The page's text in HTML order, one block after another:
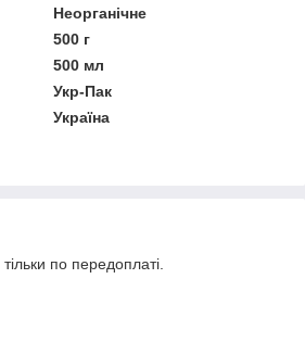
Неорганічне
500 г
500 мл
Укр-Пак
Україна
по передоплаті.